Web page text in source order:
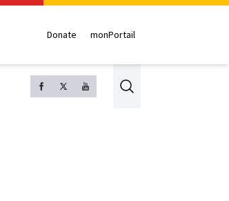
Donate monPortail
Search